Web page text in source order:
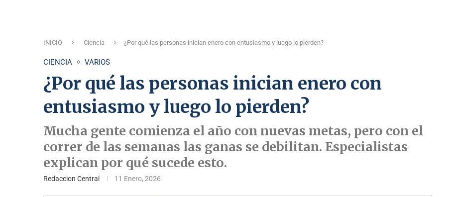
INICIO Ciencia ¿Por qué las personas inician enero con entusiasmo y luego lo pierden?
CIENCIA VARIOS
¿Por qué las personas inician enero con
entusiasmo y luego lo pierden?
Mucha gente comienza el año con nuevas metas, pero con el
correr de las semanas las ganas se debilitan. Especialistas
explican por qué sucede esto.
Redaccion Central 11 Enero, 2026